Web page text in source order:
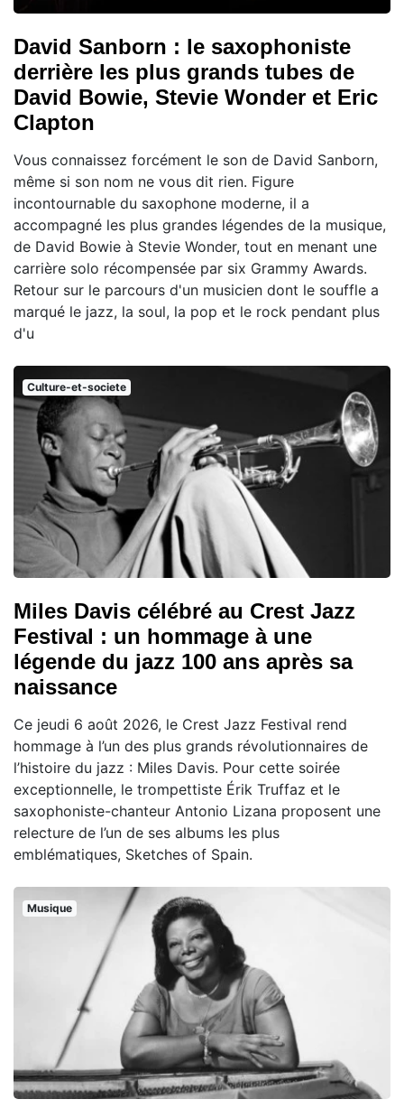
David Sanborn : le saxophoniste
derrière les plus grands tubes de
David Bowie, Stevie Wonder et Eric
Clapton
Vous connaissez forcément le son de David Sanborn,
même si son nom ne vous dit rien. Figure
incontournable du saxophone moderne, il a
accompagné les plus grandes légendes de la musique,
de David Bowie à Stevie Wonder, tout en menant une
carrière solo récompensée par six Grammy Awards.
Retour sur le parcours d'un musicien dont le souffle a
marqué le jazz, la soul, la pop et le rock pendant plus
d'u
Culture-et-societe
Miles Davis célébré au Crest Jazz
Festival : un hommage à une
légende du jazz 100 ans après sa
naissance
Ce jeudi 6 août 2026, le Crest Jazz Festival rend
hommage à l’un des plus grands révolutionnaires de
l’histoire du jazz : Miles Davis. Pour cette soirée
exceptionnelle, le trompettiste Érik Truffaz et le
saxophoniste-chanteur Antonio Lizana proposent une
relecture de l’un de ses albums les plus
emblématiques, Sketches of Spain.
Musique